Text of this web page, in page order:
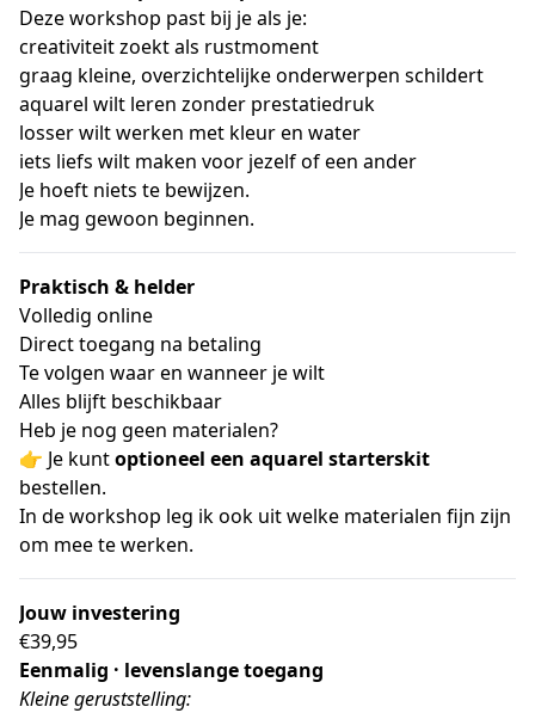
Deze workshop past bij je als je:
creativiteit zoekt als rustmoment
graag kleine, overzichtelijke onderwerpen schildert
aquarel wilt leren zonder prestatiedruk
losser wilt werken met kleur en water
iets liefs wilt maken voor jezelf of een ander
Je hoeft niets te bewijzen.
Je mag gewoon beginnen.
Praktisch & helder
Volledig online
Direct toegang na betaling
Te volgen waar en wanneer je wilt
Alles blijft beschikbaar
Heb je nog geen materialen?
👉 Je kunt optioneel een aquarel starterskit
bestellen.
In de workshop leg ik ook uit welke materialen fijn zijn
om mee te werken.
Jouw investering
€39,95
Eenmalig · levenslange toegang
Kleine geruststelling: